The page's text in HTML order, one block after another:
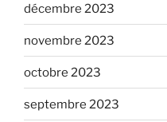
décembre 2023
novembre 2023
octobre 2023
septembre 2023